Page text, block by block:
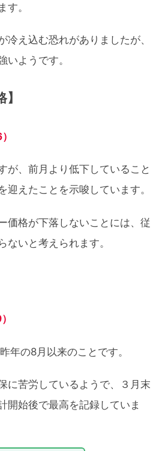
す。
冷え込む恐れがありましたが、
いようです。
が、前月より低下していること
迎えたことを示唆しています。
価格が下落しないことには、従
ないと考えられます。
年の8月以来のことです。
に苦労しているようで、３月末
開始後で最高を記録していま